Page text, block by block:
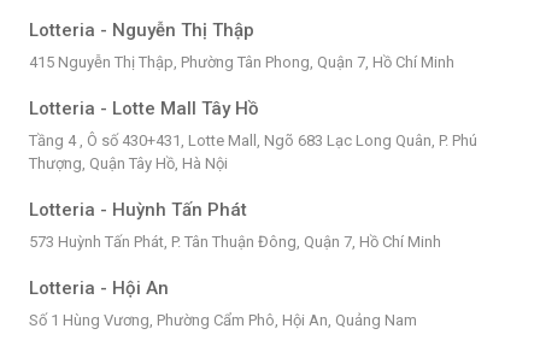
Lotteria - Nguyễn Thị Thập
415 Nguyễn Thị Thập, Phường Tân Phong, Quận 7, Hồ Chí Minh
Lotteria - Lotte Mall Tây Hồ
Tầng 4 , Ô số 430+431, Lotte Mall, Ngõ 683 Lạc Long Quân, P. Phú
Thượng, Quận Tây Hồ, Hà Nội
Lotteria - Huỳnh Tấn Phát
573 Huỳnh Tấn Phát, P. Tân Thuận Đông, Quận 7, Hồ Chí Minh
Lotteria - Hội An
Số 1 Hùng Vương, Phường Cẩm Phô, Hội An, Quảng Nam